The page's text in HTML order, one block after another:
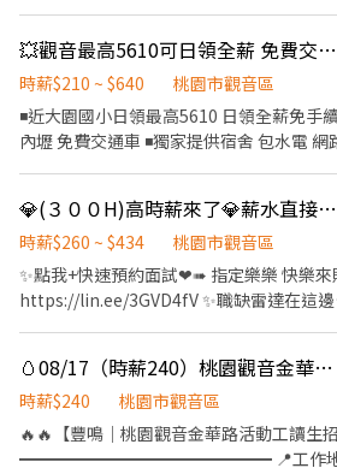
倉樓下) 🔔 桃園 17 倉：大園區開和路 ( 限
區環東路 (4'F) ( 後面有寫缺長派才有缺，
個月排休 8 ~ 10 天，單位報到當天由主管
08 : 00 - 17 : 00 排休 $ 210 周休 $ 200 晚班 18 : 00 - 03 : 00 排休 $
240 周休 $ 230 ( 假日班固定上六日 ) - ♦️
微波爐、外出用餐、有上鎖置物櫃 - ▶
————— ◀ ⭐ 點選立即應徵或線上詢問此
問 ⭐ 官方帳號 : https://lin.ee/jVYoe5J ★ 加入後請幫我留姓名 / 電
話 / 截圖職缺文 ★
💥觀音最高5610可日領全薪 免費交通車 宿舍 隔日上工
時薪$210 ~ $640
桃園市觀音區
◾近大園國小日領最高5610 日領全薪免手
內壢 免費交通車 ◾獨家提供宿舍 包水電 網
TAO5: 觀音區寶倉街 TAO17:大園區開和路 - 上班時間 日班08:00-
17:00 晚班18:00-03:00 - ❤薪資結構 【日班時薪210】 日領平日
1680-2940 休息日加班日領2660-4900 -
日1920-3360 休息日加班日領3040-5610
◾◾◾底下詢問 倪小姐:0968597856｛賴ID
唷) - #暑期打工 #短期打工 #隔日可報到
💎(３００H)高時薪來了💎薪水直接衝上去💎提供住宿💎獨立作業💎免費供餐💎
時薪$260 ~ $434
桃園市觀音區
✨點我+快速預約面試❤➠ 指定樂樂 快樂
https://lin.ee/3GVD4fV ✨職缺雷達在這邊
全台招募中 【觀音高薪日班$260/H、夜
周領萬元】 ⚠️免費交通車(龍潭線、平鎮線)
潭區北龍餐廳 ⏩上車2點-(大全聯)平鎮店 ⭐
供周領$9500~$13200 免學經歷｜錄取率
🥚08/17（時薪240）桃園觀音金華路帳篷桌椅進場人員
時薪$240
桃園市觀音區
🔥🔥【豐鳴｜桃園觀音金華路活動工讀生
━━━━━━━━━━━━━━━ 📍工作地點📍 桃園觀音金